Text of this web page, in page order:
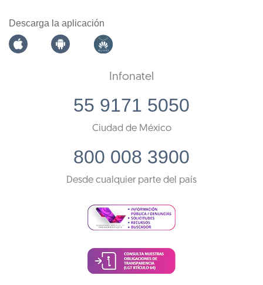
Descarga la aplicación
Infonatel
55 9171 5050
Ciudad de México
800 008 3900
Desde cualquier parte del país